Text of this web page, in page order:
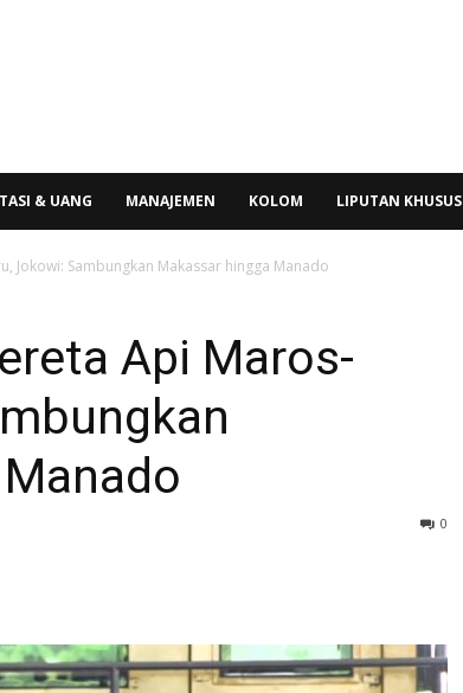
& UANG MANAJEMEN KOLOM LIPUTAN KHUSUS
Jokowi: Sambungkan Makassar hingga Manado
Api Maros-
0